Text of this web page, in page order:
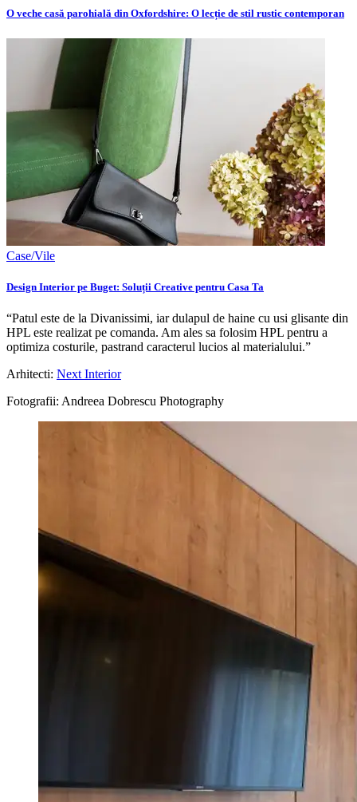
O veche casă parohială din Oxfordshire: O lecție de stil rustic contemporan
Case/Vile
Design Interior pe Buget: Soluții Creative pentru Casa Ta
“Patul este de la Divanissimi, iar dulapul de haine cu usi glisante din
HPL este realizat pe comanda. Am ales sa folosim HPL pentru a
optimiza costurile, pastrand caracterul lucios al materialului.”
Arhitecti: Next Interior
Fotografii: Andreea Dobrescu Photography